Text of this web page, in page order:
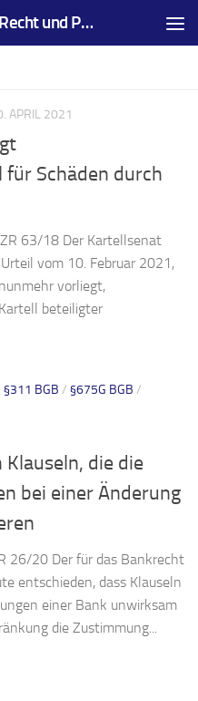
LAW-Trainer, Ihr Dozent für Recht und Prüfungsvorbereitungen
APRIL 2021
für Schäden durch
63/18 Der Kartellsenat
vom 10. Februar 2021,
vorliegt,
beteiligter
§311 BGB / §675G BGB /
die die
bei einer Änderung
26/20 Der für das Bankrecht
entschieden, dass Klauseln
einer Bank unwirksam
die Zustimmung...